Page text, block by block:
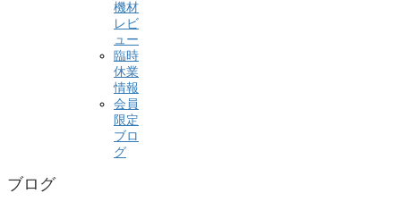
機材
レビ
ュー
臨時
休業
情報
会員
限定
ブロ
グ
ブログ